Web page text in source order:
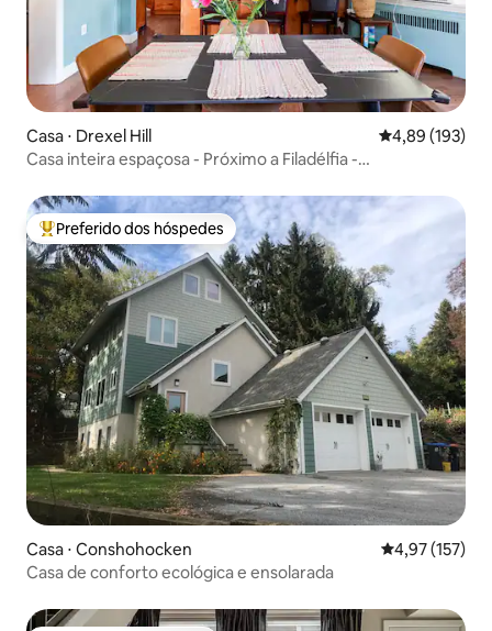
Casa ⋅ Drexel Hill 4,89 de uma
4,89 (193)
Casa inteira espaçosa - Próximo a Filadélfia -
Entre os melhores preferidos dos hóspedes
Preferido dos hóspedes
Casa ⋅ Conshohocken 4,97 de uma
4,97 (157)
Casa de conforto ecológica e ensolarada